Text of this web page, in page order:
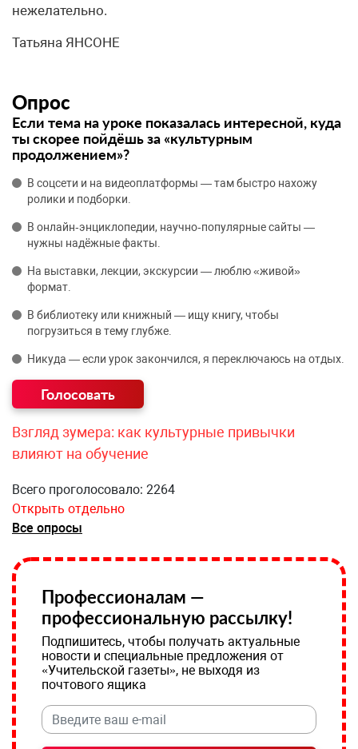
нежелательно.
Татьяна ЯНСОНЕ
Опрос
Если тема на уроке показалась интересной, куда
ты скорее пойдёшь за «культурным
продолжением»?
В соцсети и на видеоплатформы — там быстро нахожу
ролики и подборки.
В онлайн‑энциклопедии, научно‑популярные сайты —
нужны надёжные факты.
На выставки, лекции, экскурсии — люблю «живой»
формат.
В библиотеку или книжный — ищу книгу, чтобы
погрузиться в тему глубже.
Никуда — если урок закончился, я переключаюсь на отдых.
Взгляд зумера: как культурные привычки
влияют на обучение
Всего проголосовало: 2264
Открыть отдельно
Все опросы
Профессионалам —
профессиональную рассылку!
Подпишитесь, чтобы получать актуальные
новости и специальные предложения от
«Учительской газеты», не выходя из
почтового ящика